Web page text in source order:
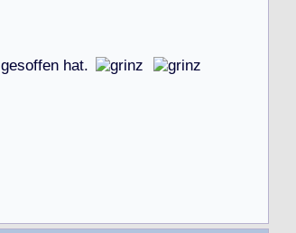
gesoffen hat.